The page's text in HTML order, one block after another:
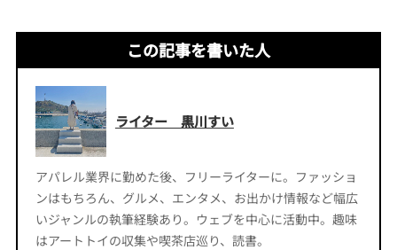
この記事を書いた人
ライター 黒川すい
アパレル業界に勤めた後、フリーライターに。ファッショ
ンはもちろん、グルメ、エンタメ、お出かけ情報など幅広
いジャンルの執筆経験あり。ウェブを中心に活動中。趣味
はアートトイの収集や喫茶店巡り、読書。